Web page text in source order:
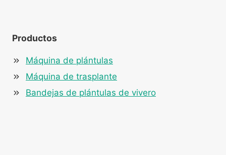
Productos
Máquina de plántulas
Máquina de trasplante
Bandejas de plántulas de vivero